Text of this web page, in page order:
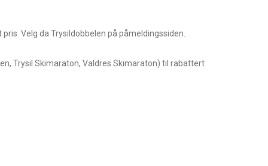
Velg da Trysildobbelen på påmeldingssiden.
Trysil Skimaraton, Valdres Skimaraton) til rabattert